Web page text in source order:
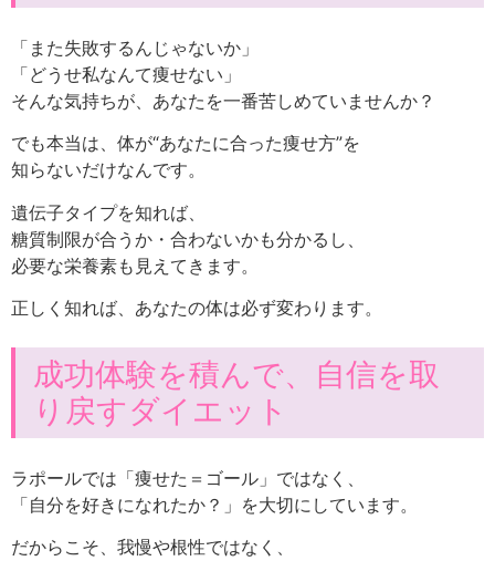
「また失敗するんじゃないか」
「どうせ私なんて痩せない」
そんな気持ちが、あなたを一番苦しめていませんか？
でも本当は、体が“あなたに合った痩せ方”を
知らないだけなんです。
遺伝子タイプを知れば、
糖質制限が合うか・合わないかも分かるし、
必要な栄養素も見えてきます。
正しく知れば、あなたの体は必ず変わります。
成功体験を積んで、自信を取
り戻すダイエット
ラポールでは「痩せた＝ゴール」ではなく、
「自分を好きになれたか？」を大切にしています。
だからこそ、我慢や根性ではなく、